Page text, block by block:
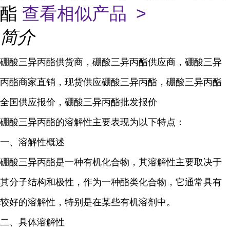
酯 查看相似产品 >
简介
硼酸三异丙酯供货商，硼酸三异丙酯供应商，硼酸三异
丙酯商家直销，现货供应硼酸三异丙酯，硼酸三异丙酯
全国供应报价，硼酸三异丙酯批发报价
硼酸三异丙酯的溶解性主要表现为以下特点：
一、溶解性概述
硼酸三异丙酯是一种有机化合物，其溶解性主要取决于
其分子结构和极性，作为一种酯类化合物，它通常具有
较好的溶解性，特别是在某些有机溶剂中。
二、具体溶解性